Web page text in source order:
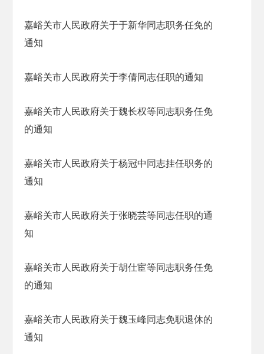
嘉峪关市人民政府关于于新华同志职务任免的
通知
嘉峪关市人民政府关于李倩同志任职的通知
嘉峪关市人民政府关于魏长权等同志职务任免
的通知
嘉峪关市人民政府关于杨冠中同志挂任职务的
通知
嘉峪关市人民政府关于张晓芸等同志任职的通
知
嘉峪关市人民政府关于胡仕宦等同志职务任免
的通知
嘉峪关市人民政府关于魏玉峰同志免职退休的
通知